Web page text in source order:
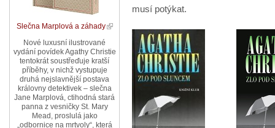
musí potýkat.
Slečna Marplová a záhady
Nové luxusní ilustrované
vydání povídek Agathy Christie
tentokrát soustřeďuje kratší
příběhy, v nichž vystupuje
druhá nejslavnější postava
královny detektivek – slečna
Jane Marplová, ctihodná stará
panna z vesničky St. Mary
Mead, proslulá jako
„odbornice na mrtvoly“, která